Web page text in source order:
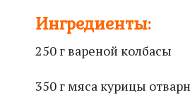
Ингредиенты:
250 г вареной колбасы
350 г мяса курицы